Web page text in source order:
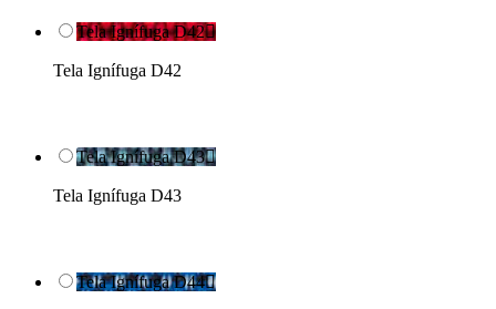
Tela Ignífuga D42
Tela Ignífuga D42
Tela Ignífuga D43
Tela Ignífuga D43
Tela Ignífuga D44